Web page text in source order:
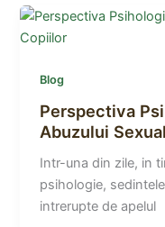
Blog
Perspectiva
Abuzului
Intr-una din zile, in
psihologie,
intrerupte de apelul